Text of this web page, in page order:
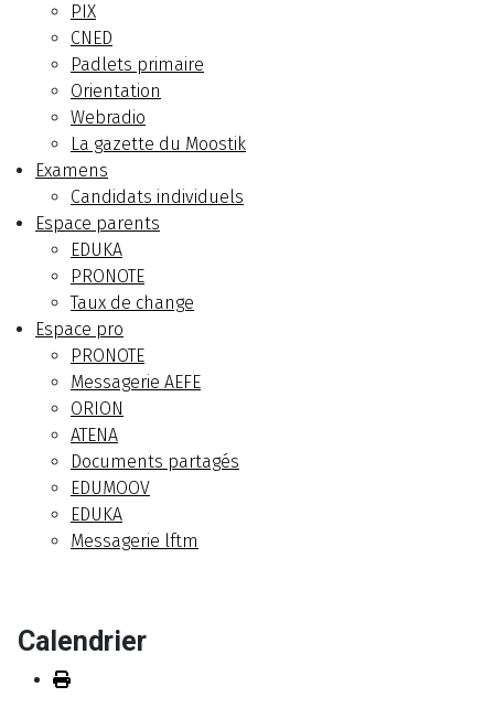
PIX
CNED
Padlets primaire
Orientation
Webradio
La gazette du Moostik
Examens
Candidats individuels
Espace parents
EDUKA
PRONOTE
Taux de change
Espace pro
PRONOTE
Messagerie AEFE
ORION
ATENA
Documents partagés
EDUMOOV
EDUKA
Messagerie lftm
Calendrier